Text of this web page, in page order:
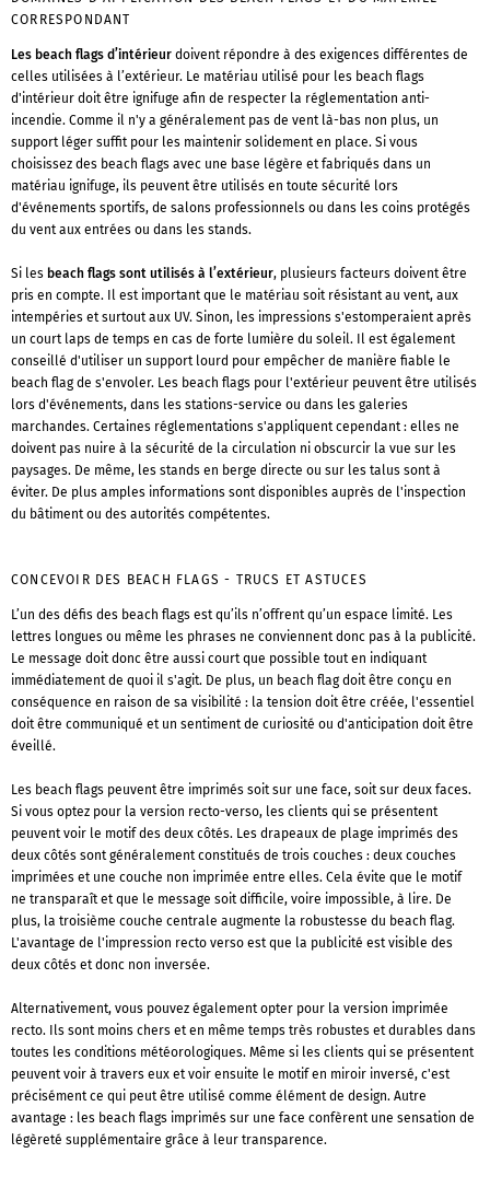
CORRESPONDANT
Les beach flags d’intérieur doivent répondre à des exigences différentes de
celles utilisées à l’extérieur. Le matériau utilisé pour les beach flags
d'intérieur doit être ignifuge afin de respecter la réglementation anti-
incendie. Comme il n'y a généralement pas de vent là-bas non plus, un
support léger suffit pour les maintenir solidement en place. Si vous
choisissez des beach flags avec une base légère et fabriqués dans un
matériau ignifuge, ils peuvent être utilisés en toute sécurité lors
d'événements sportifs, de salons professionnels ou dans les coins protégés
du vent aux entrées ou dans les stands.
Si les beach flags sont utilisés à l’extérieur, plusieurs facteurs doivent être
pris en compte. Il est important que le matériau soit résistant au vent, aux
intempéries et surtout aux UV. Sinon, les impressions s'estomperaient après
un court laps de temps en cas de forte lumière du soleil. Il est également
conseillé d'utiliser un support lourd pour empêcher de manière fiable le
beach flag de s'envoler. Les beach flags pour l'extérieur peuvent être utilisés
lors d'événements, dans les stations-service ou dans les galeries
marchandes. Certaines réglementations s'appliquent cependant : elles ne
doivent pas nuire à la sécurité de la circulation ni obscurcir la vue sur les
paysages. De même, les stands en berge directe ou sur les talus sont à
éviter. De plus amples informations sont disponibles auprès de l'inspection
du bâtiment ou des autorités compétentes.
CONCEVOIR DES BEACH FLAGS - TRUCS ET ASTUCES
L’un des défis des beach flags est qu’ils n’offrent qu’un espace limité. Les
lettres longues ou même les phrases ne conviennent donc pas à la publicité.
Le message doit donc être aussi court que possible tout en indiquant
immédiatement de quoi il s'agit. De plus, un beach flag doit être conçu en
conséquence en raison de sa visibilité : la tension doit être créée, l'essentiel
doit être communiqué et un sentiment de curiosité ou d'anticipation doit être
éveillé.
Les beach flags peuvent être imprimés soit sur une face, soit sur deux faces.
Si vous optez pour la version recto-verso, les clients qui se présentent
peuvent voir le motif des deux côtés. Les drapeaux de plage imprimés des
deux côtés sont généralement constitués de trois couches : deux couches
imprimées et une couche non imprimée entre elles. Cela évite que le motif
ne transparaît et que le message soit difficile, voire impossible, à lire. De
plus, la troisième couche centrale augmente la robustesse du beach flag.
L'avantage de l'impression recto verso est que la publicité est visible des
deux côtés et donc non inversée.
Alternativement, vous pouvez également opter pour la version imprimée
recto. Ils sont moins chers et en même temps très robustes et durables dans
toutes les conditions météorologiques. Même si les clients qui se présentent
peuvent voir à travers eux et voir ensuite le motif en miroir inversé, c'est
précisément ce qui peut être utilisé comme élément de design. Autre
avantage : les beach flags imprimés sur une face confèrent une sensation de
légèreté supplémentaire grâce à leur transparence.